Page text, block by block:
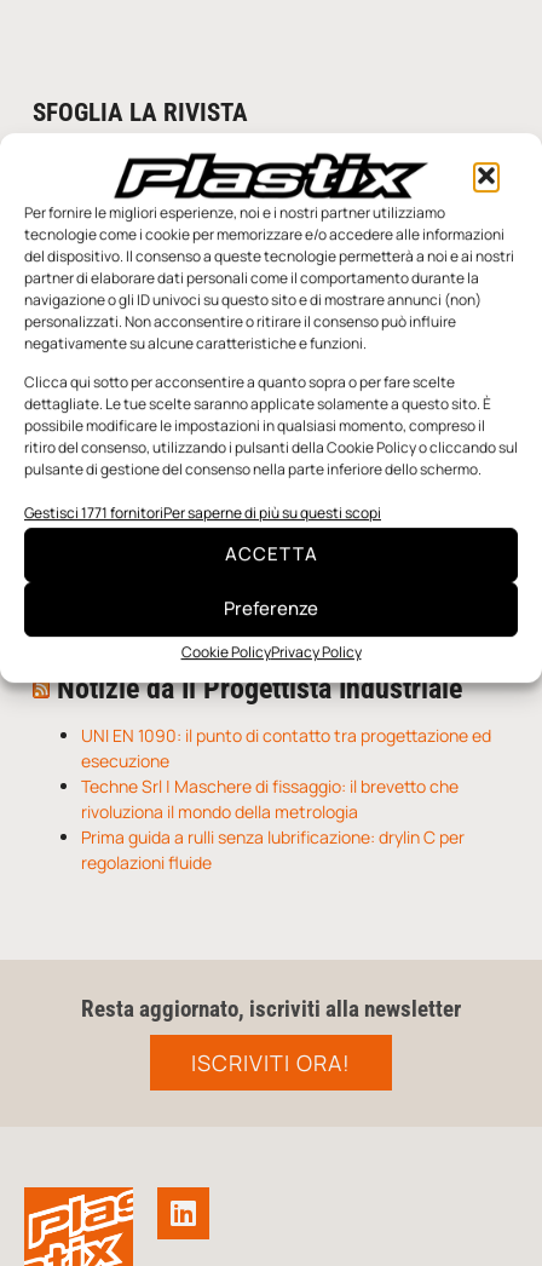
Per fornire le migliori esperienze, noi e i nostri partner utilizziamo
tecnologie come i cookie per memorizzare e/o accedere alle informazioni
del dispositivo. Il consenso a queste tecnologie permetterà a noi e ai nostri
partner di elaborare dati personali come il comportamento durante la
navigazione o gli ID univoci su questo sito e di mostrare annunci (non)
personalizzati. Non acconsentire o ritirare il consenso può influire
negativamente su alcune caratteristiche e funzioni.
Clicca qui sotto per acconsentire a quanto sopra o per fare scelte
dettagliate. Le tue scelte saranno applicate solamente a questo sito. È
possibile modificare le impostazioni in qualsiasi momento, compreso il
ritiro del consenso, utilizzando i pulsanti della Cookie Policy o cliccando sul
pulsante di gestione del consenso nella parte inferiore dello schermo.
Gestisci 1771 fornitoriPer saperne di più su questi scopi
ACCETTA
Preferenze
Cookie PolicyPrivacy Policy
SFOGLIA LA RIVISTA
n.5 - Giugno 2026 n.4 - Maggio 2026
Edicola Web
Notizie da Meccanicanews
I nanonastri di grafene come potenziali sensori per i
Una nuova mano robotica passa da una pinza all’altra
O-Ring, tecnica e applicazioni
Notizie da Il Progettista Industriale
UNI EN 1090: il punto di contatto tra progettazione ed
esecuzione
Techne Srl | Maschere di fissaggio: il brevetto che
rivoluziona il mondo della metrologia
Prima guida a rulli senza lubrificazione: drylin C per
regolazioni fluide
Resta aggiornato, iscriviti alla newsletter
ISCRIVITI ORA!